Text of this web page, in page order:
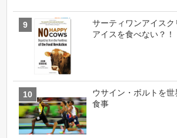
サーティワンアイスク
アイスを食べない？！
ウサイン・ボルトを
食事